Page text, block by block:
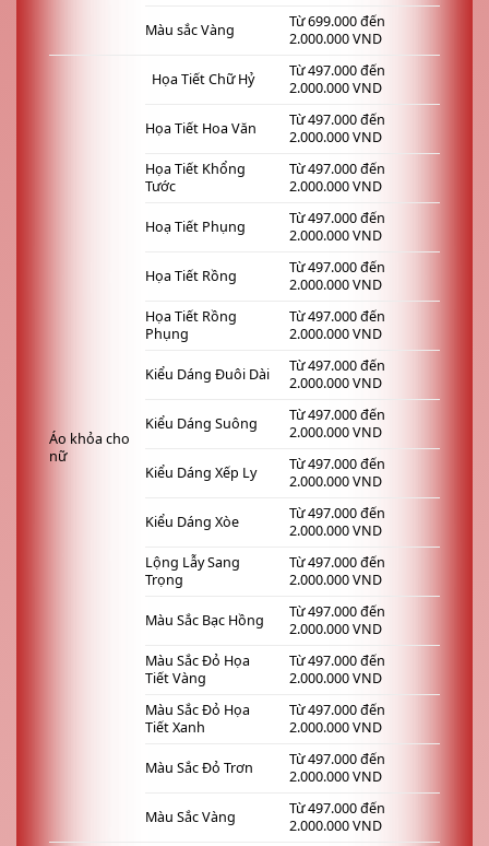
Màu sắc Vàng
Từ 699.000 đến
2.000.000 VND
Áo khỏa cho
nữ
Họa Tiết Chữ Hỷ
Từ 497.000 đến
2.000.000 VND
Họa Tiết Hoa Văn
Từ 497.000 đến
2.000.000 VND
Họa Tiết Khổng
Tước
Từ 497.000 đến
2.000.000 VND
Hoạ Tiết Phụng
Từ 497.000 đến
2.000.000 VND
Họa Tiết Rồng
Từ 497.000 đến
2.000.000 VND
Họa Tiết Rồng
Phụng
Từ 497.000 đến
2.000.000 VND
Kiểu Dáng Đuôi Dài
Từ 497.000 đến
2.000.000 VND
Kiểu Dáng Suông
Từ 497.000 đến
2.000.000 VND
Kiểu Dáng Xếp Ly
Từ 497.000 đến
2.000.000 VND
Kiểu Dáng Xòe
Từ 497.000 đến
2.000.000 VND
Lộng Lẫy Sang
Trọng
Từ 497.000 đến
2.000.000 VND
Màu Sắc Bạc Hồng
Từ 497.000 đến
2.000.000 VND
Màu Sắc Đỏ Họa
Tiết Vàng
Từ 497.000 đến
2.000.000 VND
Màu Sắc Đỏ Họa
Tiết Xanh
Từ 497.000 đến
2.000.000 VND
Màu Sắc Đỏ Trơn
Từ 497.000 đến
2.000.000 VND
Màu Sắc Vàng
Từ 497.000 đến
2.000.000 VND